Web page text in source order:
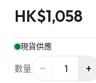
HK$1,058
現貨供應
數量 − 1 +